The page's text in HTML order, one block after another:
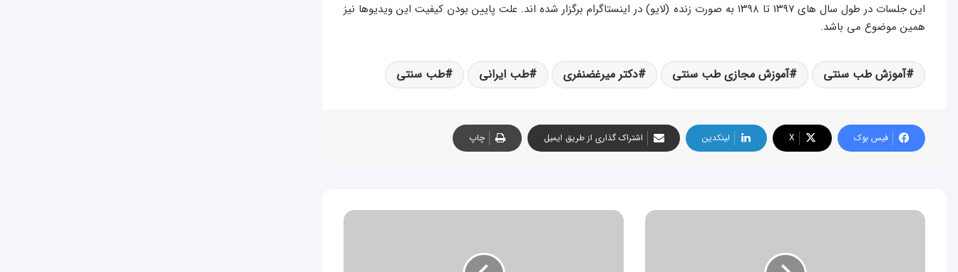
این جلسات در طول سال های ۱۳۹۷ تا ۱۳۹۸ به صورت زنده (لایو) در اینستاگرام برگزار شده اند. علت پایین بودن کیفیت این ویدیوها نیز
همین موضوع می باشد.
آموزش طب سنتی آموزش مجازی طب سنتی دکتر میرغضنفری طب ایرانی طب سنتی
فیس بوک X لینکدین اشتراک گذاری از طریق ایمیل چاپ
جلسه
جلسه